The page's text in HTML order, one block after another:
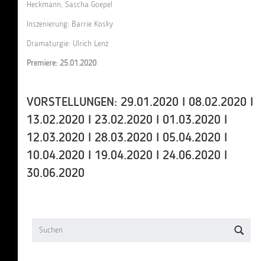
Heckmann, Sascha Goepel
Inszenierung: Barrie Kosky
Dramaturgie: Ulrich Lenz
Premiere: 25.01.2020
VORSTELLUNGEN: 29.01.2020 I 08.02.2020 I
13.02.2020 I 23.02.2020 I 01.03.2020 I
12.03.2020 I 28.03.2020 I 05.04.2020 I
10.04.2020 I 19.04.2020 I 24.06.2020 I
30.06.2020